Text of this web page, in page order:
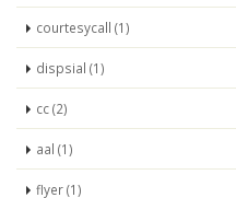
courtesycall (1)
dispsial (1)
cc (2)
aal (1)
flyer (1)